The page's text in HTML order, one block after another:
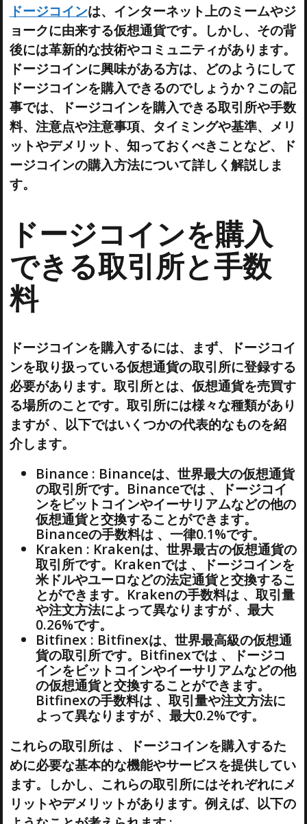
ドージコインは、インターネット上のミームやジ
ョークに由来する仮想通貨です。しかし、その背
後には革新的な技術やコミュニティがあります。
ドージコインに興味がある方は、どのようにして
ドージコインを購入できるのでしょうか？この記
事では、ドージコインを購入できる取引所や手数
料、注意点や注意事項、タイミングや基準、メリ
ットやデメリット、知っておくべきことなど、ド
ージコインの購入方法について詳しく解説しま
す。
ドージコインを購入
できる取引所と手数
料
ドージコインを購入するには、まず、ドージコイ
ンを取り扱っている仮想通貨の取引所に登録する
必要があります。取引所とは、仮想通貨を売買す
る場所のことです。取引所には様々な種類があり
ますが 、以下ではいくつかの代表的なものを紹
介します。
Binance : Binanceは、世界最大の仮想通貨
の取引所です。Binanceでは 、ドージコイ
ンをビットコインやイーサリアムなどの他の
仮想通貨と交換することができます。
Binanceの手数料は 、一律0.1%です。
Kraken : Krakenは、世界最古の仮想通貨の
取引所です。Krakenでは 、ドージコインを
米ドルやユーロなどの法定通貨と交換するこ
とができます。Krakenの手数料は 、取引量
や注文方法によって異なりますが 、最大
0.26%です。
Bitfinex : Bitfinexは、世界最高級の仮想通
貨の取引所です。Bitfinexでは 、ドージコ
インをビットコインやイーサリアムなどの他
の仮想通貨と交換することができます。
Bitfinexの手数料は 、取引量や注文方法に
よって異なりますが 、最大0.2%です。
これらの取引所は 、ドージコインを購入するた
めに必要な基本的な機能やサービスを提供してい
ます。しかし、これらの取引所にはそれぞれにメ
リットやデメリットがあります。例えば、以下の